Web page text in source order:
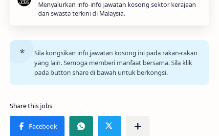
Menyalurkan info-info jawatan kosong sektor kerajaan
dan swasta terkini di Malaysia.
Sila kongsikan info jawatan kosong ini pada rakan-rakan
yang lain. Semoga memberi manfaat bersama. Sila klik
pada button share di bawah untuk berkongsi.